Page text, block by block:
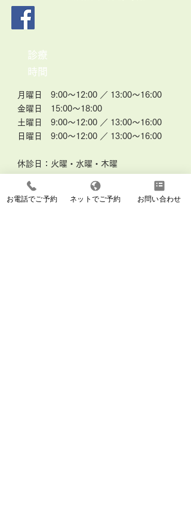
診療
時間
月曜日 9:00～12:00 ／ 13:00～16:00
金曜日 15:00～18:00
土曜日 9:00～12:00 ／ 13:00～16:00
日曜日 9:00～12:00 ／ 13:00～16:00
休診日：火曜・水曜・木曜
※日曜日は終日対応しておりますが、休
診日があります。お知らせをご確認くだ
お電話でご予約 ネットでご予約 お問い合わせ